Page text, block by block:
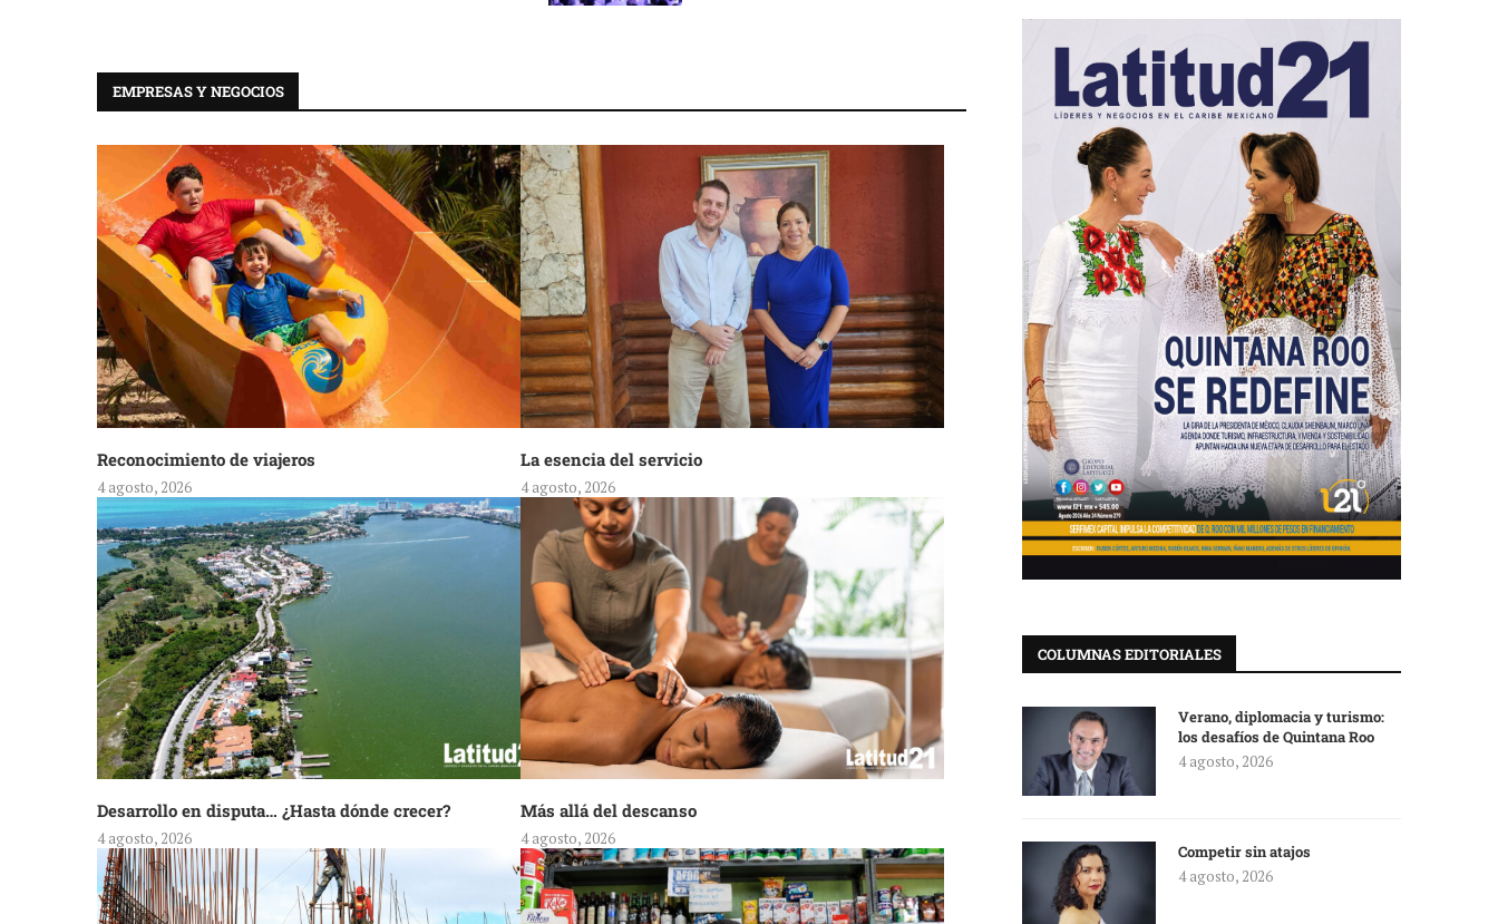
EMPRESAS Y NEGOCIOS
Reconocimiento de viajeros
4 agosto, 2026
La esencia del servicio
4 agosto, 2026
Desarrollo en disputa… ¿Hasta dónde crecer?
4 agosto, 2026
Más allá del descanso
4 agosto, 2026
COLUMNAS EDITORIALES
Verano, diplomacia y turismo:
los desafíos de Quintana Roo
4 agosto, 2026
Competir sin atajos
4 agosto, 2026